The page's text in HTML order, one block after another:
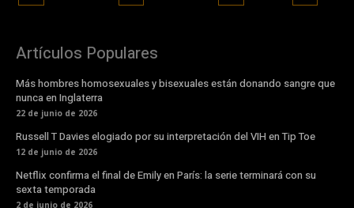
Artículos Populares
Más hombres homosexuales y bisexuales están donando sangre que
nunca en Inglaterra
22 de junio de 2026
Russell T Davies elogiado por su interpretación del VIH en Tip Toe
12 de junio de 2026
Netflix confirma el final de Emily en París: la serie terminará con su
sexta temporada
2 de junio de 2026